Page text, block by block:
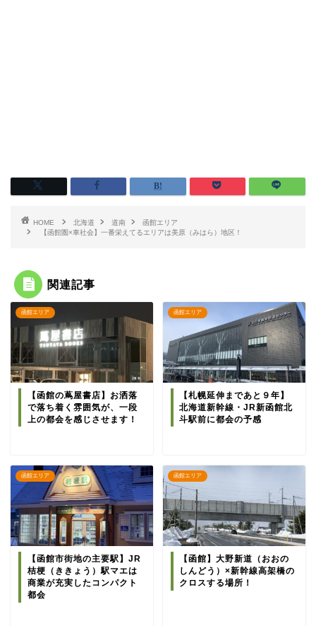
HOME 北海道 道南
函館エリア
【函館圏×車社会】一番栄えてるエリアは美原（みはら）地区！
関連記事
函館エリア
【函館の蔦屋書店】お洒落
で落ち着く雰囲気が、一段
上の都会を感じさせます！
函館エリア
【札幌延伸まであと９年】
北海道新幹線・JR新函館北
斗駅前に都会の予感
函館エリア
【函館市街地の主要駅】JR
桔梗（ききょう）駅マエは
商業が充実したコンパクト
都会
函館エリア
【函館】大野新道（おおの
しんどう）×新幹線高架橋の
クロスする場所！